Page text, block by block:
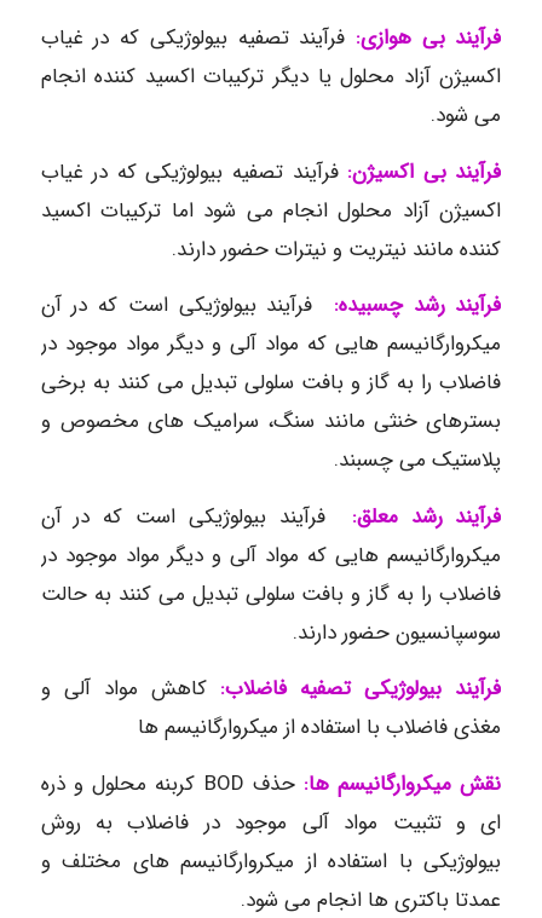
فرآیند بی هوازی: فرآیند تصفیه بیولوژیکی که در غیاب
اکسیژن آزاد محلول یا دیگر ترکیبات اکسید کننده انجام
می شود.
فرآیند بی اکسیژن:فرآیند تصفیه بیولوژیکی که در غیاب
اکسیژن آزاد محلول انجام می شود اما ترکیبات اکسید
کننده مانند نیتریت و نیترات حضور دارند.
فرآیند رشد چسبیده: فرآیند بیولوژیکی است که در آن
میکروارگانیسم هایی که مواد آلی و دیگر مواد موجود در
فاضلاب را به گاز و بافت سلولی تبدیل می کنند به برخی
بسترهای خنثی مانند سنگ، سرامیک های مخصوص و
پلاستیک می چسبند.
فرآیند رشدمعلق:فرآیند بیولوژیکی است که در آن
میکروارگانیسم هایی که مواد آلی و دیگر مواد موجود در
فاضلاب را به گاز و بافت سلولی تبدیل می کنند به حالت
سوسپانسیون حضور دارند.
فرآیند بیولوژیکی تصفیه فاضلاب:کاهش مواد آلی و
مغذی فاضلاب با استفاده از میکروارگانیسم ها
نقش میکروارگانیسم ها:
حذف BOD کربنه محلول و ذره
ای و تثبیت مواد آلی موجود در فاضلاب به روش
بیولوژیکی با استفاده از میکروارگانیسم های مختلف و
عمدتا باکتری ها انجام می شود.